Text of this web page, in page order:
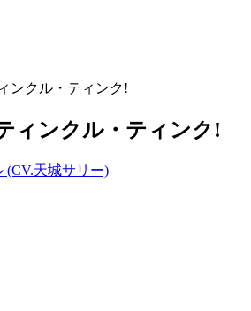
ンクル・ティンク!
ィンクル・ティンク!
(CV.天城サリー)